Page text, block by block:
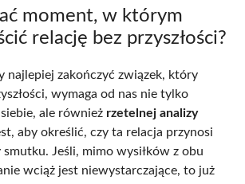
moment, w którym
relację bez przyszłości?
najlepiej zakończyć związek, który
wymaga od nas nie tylko
ale również rzetelnej analizy
aby określić, czy ta relacja przynosi
Jeśli, mimo wysiłków z obu
wciąż jest niewystarczające, to już